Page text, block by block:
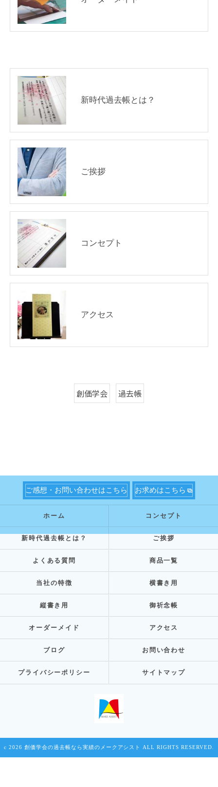
新時代過去帳とは？
ご挨拶
コンセプト
アクセス
創価学会 過去帳
ご感想・お問い合わせはこちら お求めはこちら
ホーム コンセプト
新時代過去帳とは？ ご挨拶
よくある質問 商品一覧
当社の特徴 横書き用
縦書き用 御祈念帳
オーダーメイド アクセス
ブログ お問い合わせ
プライバシーポリシー サイトマップ
c 2026 創価学会の過去帳なら実績のメークアシスト ALL RIGHTS RESERVED.